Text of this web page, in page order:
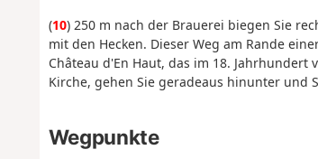
(10) 250 m nach der Brauerei biegen Sie
mit den Hecken. Dieser Weg am Rande
Château d'En Haut, das im 18.
Kirche, gehen Sie geradeaus hinunter und
Wegpunkte